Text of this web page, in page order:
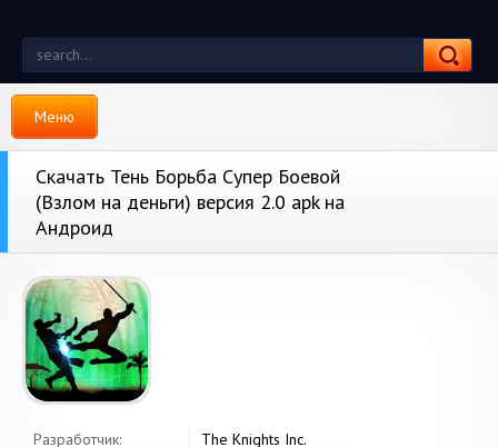
Меню
Скачать Тень Борьба Супер Боевой
(Взлом на деньги) версия 2.0 apk на
Андроид
Разработчик:
The Knights Inc.